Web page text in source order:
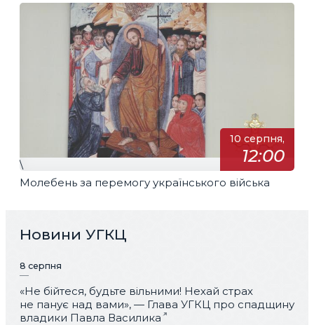
10 серпня,
12:00
\
Молебень за перемогу українського війська
Новини УГКЦ
8 серпня
«Не бійтеся, будьте вільними! Нехай страх
не панує над вами», — Глава УГКЦ про спадщину
владики Павла Василика